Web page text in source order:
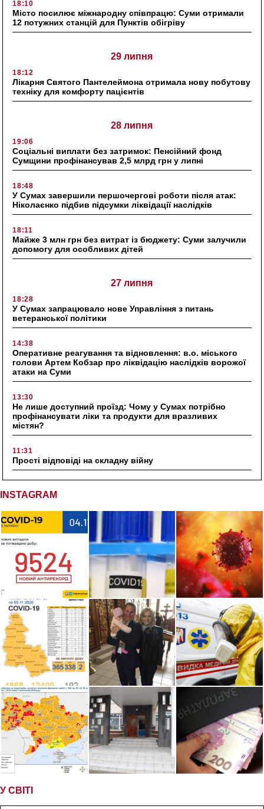
18:10
Місто посилює міжнародну співпрацю: Суми отримали
12 потужних станцій для Пунктів обігріву
29 липня
18:12
Лікарня Святого Пантелеймона отримала нову побутову
техніку для комфорту пацієнтів
28 липня
19:06
Соціальні виплати без затримок: Пенсійний фонд
Сумщини профінансував 2,5 млрд грн у липні
18:48
У Сумах завершили першочергові роботи після атак:
Ніколаєнко підбив підсумки ліквідації наслідків
18:11
Майже 3 млн грн без витрат із бюджету: Суми залучили
допомогу для особливих дітей
27 липня
18:28
У Сумах запрацювало нове Управління з питань
ветеранської політики
14:38
Оперативне реагування та відновлення: в.о. міського
голови Артем Кобзар про ліквідацію наслідків ворожої
атаки на Суми
13:30
Не лише доступний проїзд: Чому у Сумах потрібно
профінансувати ліки та продукти для вразливих
містян?
11:31
Прості відповіді на складну війну
INSTAGRAM
У СВІТІ